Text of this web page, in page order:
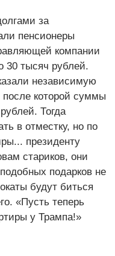
за
пенсионеры
компании
30 тысяч рублей.
независимую
после которой суммы
Тогда
в отместку, но по
президенту
стариков, они
подарков не
будут биться
«Пусть теперь
у Трампа!»